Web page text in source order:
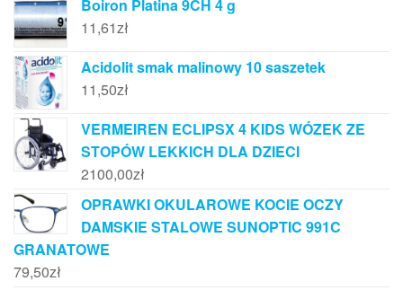
Boiron Platina 9CH 4 g
11,61zł
Acidolit smak malinowy 10 saszetek
11,50zł
VERMEIREN ECLIPSX 4 KIDS WÓZEK ZE
STOPÓW LEKKICH DLA DZIECI
2100,00zł
OPRAWKI OKULAROWE KOCIE OCZY
DAMSKIE STALOWE SUNOPTIC 991C
GRANATOWE
79,50zł